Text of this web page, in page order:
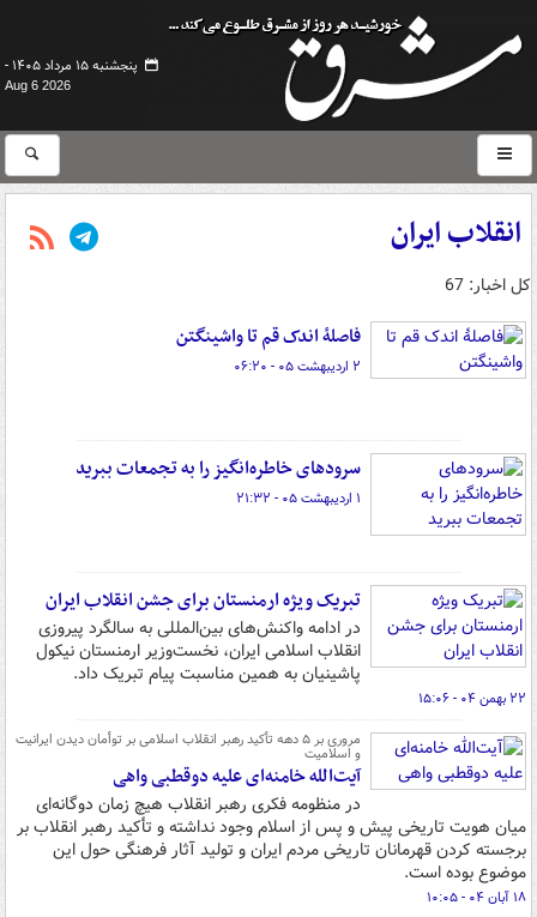
پنجشنبه ۱۵ مرداد ۱۴۰۵ -
Aug 6 2026
انقلاب ایران
کل اخبار: 67
فاصلۀ اندک قم تا واشینگتن
۲ اردیبهشت ۰۵ - ۰۶:۲۰
سرودهای خاطره‌انگیز را به تجمعات ببرید
۱ اردیبهشت ۰۵ - ۲۱:۳۲
تبریک ویژه ارمنستان برای جشن انقلاب ایران
در ادامه واکنش‌های بین‌المللی به سالگرد پیروزی
انقلاب اسلامی ایران، نخست‌وزیر ارمنستان نیکول
پاشینیان به همین مناسبت پیام تبریک داد.
۲۲ بهمن ۰۴ - ۱۵:۰۶
مروری بر ۵ دهه تأکید رهبر انقلاب اسلامی بر توأمان دیدن ایرانیت
و اسلامیت
آیت‌الله خامنه‌ای علیه دوقطبی واهی
در منظومه فکری رهبر انقلاب هیچ زمان دوگانه‌ای
میان هویت تاریخی پیش و پس از اسلام وجود نداشته و تأکید رهبر انقلاب بر
برجسته کردن قهرمانان تاریخی مردم ایران و تولید آثار فرهنگی حول این
موضوع بوده است.
۱۸ آبان ۰۴ - ۱۰:۰۵